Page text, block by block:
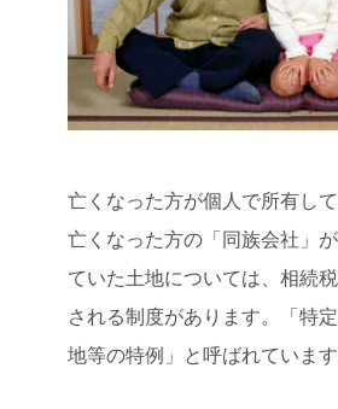
亡くなった方が個人で所有し
亡くなった方の「同族会社」
ていた土地については、相続
される制度があります。「特
地等の特例」と呼ばれています